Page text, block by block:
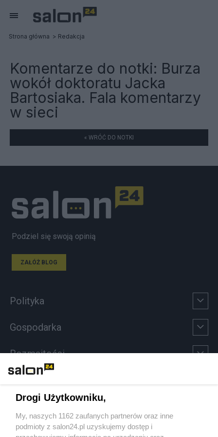
Strona główna Redakcja
Komentarze do notki: Burza
wokół doktoratu Jacka
Bartosiaka. Fala komentarzy
w sieci
« WRÓĆ DO NOTKI
Podziel się swoją opinią
ZAŁÓŻ BLOG
Polityka
Gospodarka
Rozmaitości
Sport
Społeczeństwo
Drogi Użytkowniku,
My, naszych 1162 zaufanych partnerów oraz inne
podmioty z salon24.pl uzyskujemy dostęp i